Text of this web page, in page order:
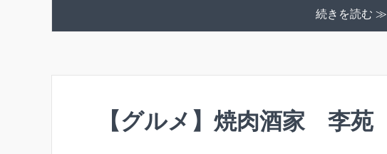
続きを読む ≫
【グルメ】焼肉酒家 李苑